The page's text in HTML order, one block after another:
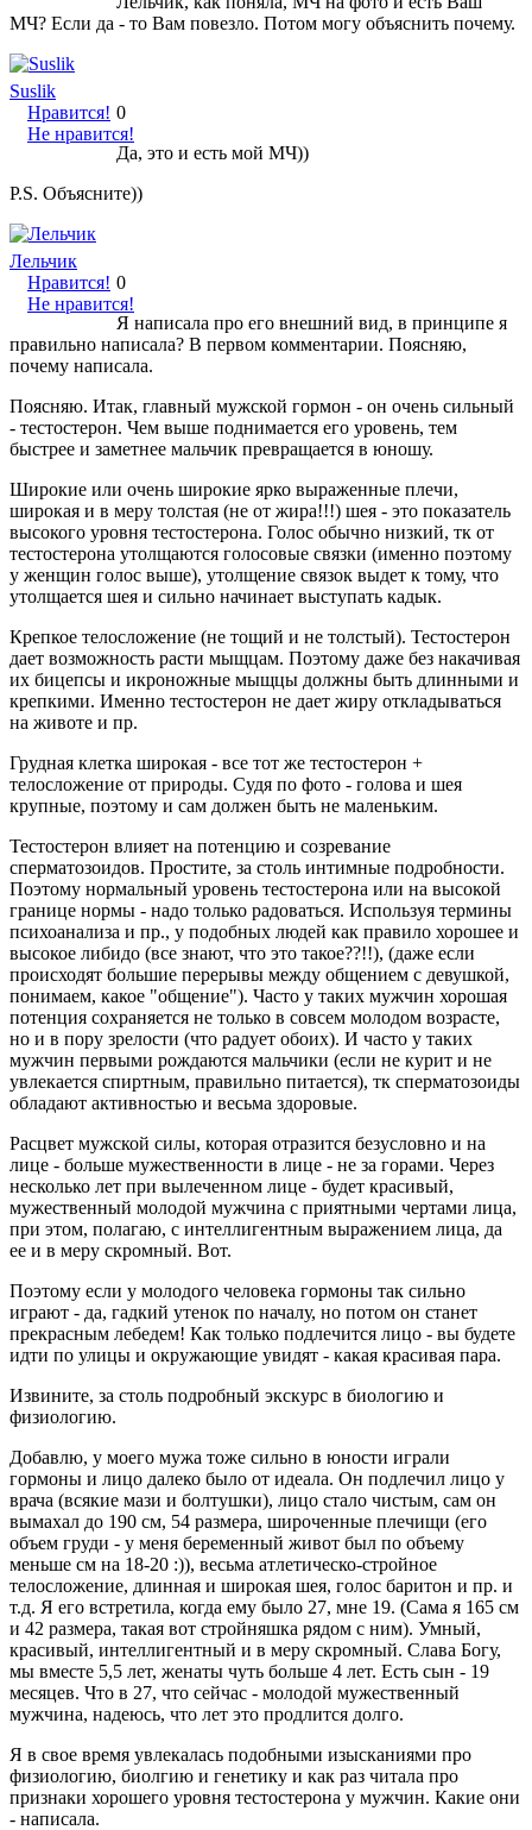
МЧ? Если да - то Вам повезло. Потом могу объяснить почему.
Suslik
Нравится!
Не нравится!
0
Да, это и есть мой МЧ))
P.S. Объясните))
Лельчик
Нравится!
Не нравится!
0
Я написала про его внешний вид, в принципе я
правильно написала? В первом комментарии. Поясняю,
почему написала.
Поясняю. Итак, главный мужской гормон - он очень сильный
- тестостерон. Чем выше поднимается его уровень, тем
быстрее и заметнее мальчик превращается в юношу.
Широкие или очень широкие ярко выраженные плечи,
широкая и в меру толстая (не от жира!!!) шея - это показатель
высокого уровня тестостерона. Голос обычно низкий, тк от
тестостерона утолщаются голосовые связки (именно поэтому
у женщин голос выше), утолщение связок выдет к тому, что
утолщается шея и сильно начинает выступать кадык.
Крепкое телосложение (не тощий и не толстый). Тестостерон
дает возможность расти мыщцам. Поэтому даже без накачивая
их бицепсы и икроножные мыщцы должны быть длинными и
крепкими. Именно тестостерон не дает жиру откладываться
на животе и пр.
Грудная клетка широкая - все тот же тестостерон +
телосложение от природы. Судя по фото - голова и шея
крупные, поэтому и сам должен быть не маленьким.
Тестостерон влияет на потенцию и созревание
сперматозоидов. Простите, за столь интимные подробности.
Поэтому нормальный уровень тестостерона или на высокой
границе нормы - надо только радоваться. Используя термины
психоанализа и пр., у подобных людей как правило хорошее и
высокое либидо (все знают, что это такое??!!), (даже если
происходят большие перерывы между общением с девушкой,
понимаем, какое "общение"). Часто у таких мужчин хорошая
потенция сохраняется не только в совсем молодом возрасте,
но и в пору зрелости (что радует обоих). И часто у таких
мужчин первыми рождаются мальчики (если не курит и не
увлекается спиртным, правильно питается), тк сперматозоиды
обладают активностью и весьма здоровые.
Расцвет мужской силы, которая отразится безусловно и на
лице - больше мужественности в лице - не за горами. Через
несколько лет при вылеченном лице - будет красивый,
мужественный молодой мужчина с приятными чертами лица,
при этом, полагаю, с интеллигентным выражением лица, да
ее и в меру скромный. Вот.
Поэтому если у молодого человека гормоны так сильно
играют - да, гадкий утенок по началу, но потом он станет
прекрасным лебедем! Как только подлечится лицо - вы будете
идти по улицы и окружающие увидят - какая красивая пара.
Извините, за столь подробный экскурс в биологию и
физиологию.
Добавлю, у моего мужа тоже сильно в юности играли
гормоны и лицо далеко было от идеала. Он подлечил лицо у
врача (всякие мази и болтушки), лицо стало чистым, сам он
вымахал до 190 см, 54 размера, широченные плечищи (его
объем груди - у меня беременный живот был по объему
меньше см на 18-20 :)), весьма атлетическо-стройное
телосложение, длинная и широкая шея, голос баритон и пр. и
т.д. Я его встретила, когда ему было 27, мне 19. (Сама я 165 см
и 42 размера, такая вот стройняшка рядом с ним). Умный,
красивый, интеллигентный и в меру скромный. Слава Богу,
мы вместе 5,5 лет, женаты чуть больше 4 лет. Есть сын - 19
месяцев. Что в 27, что сейчас - молодой мужественный
мужчина, надеюсь, что лет это продлится долго.
Я в свое время увлекалась подобными изысканиями про
физиологию, биолгию и генетику и как раз читала про
признаки хорошего уровня тестостерона у мужчин. Какие они
- написала.